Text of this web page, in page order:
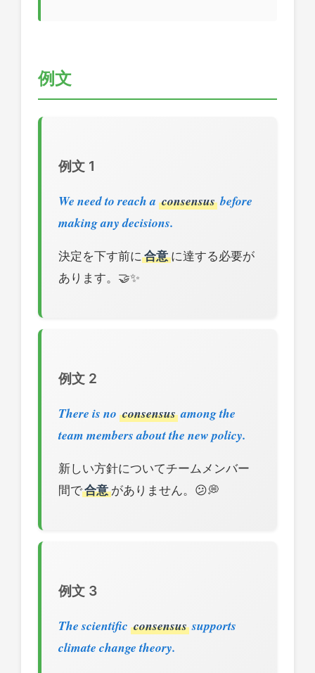
例文
例文 1
We need to reach a consensus before
making any decisions.
決定を下す前に 合意に達する必要が
あります。🤝✨
例文 2
There is no consensus among the
team members about the new policy.
新しい方針についてチームメンバー
間で合意がありません。😕💭
例文 3
The scientific consensus supports
climate change theory.